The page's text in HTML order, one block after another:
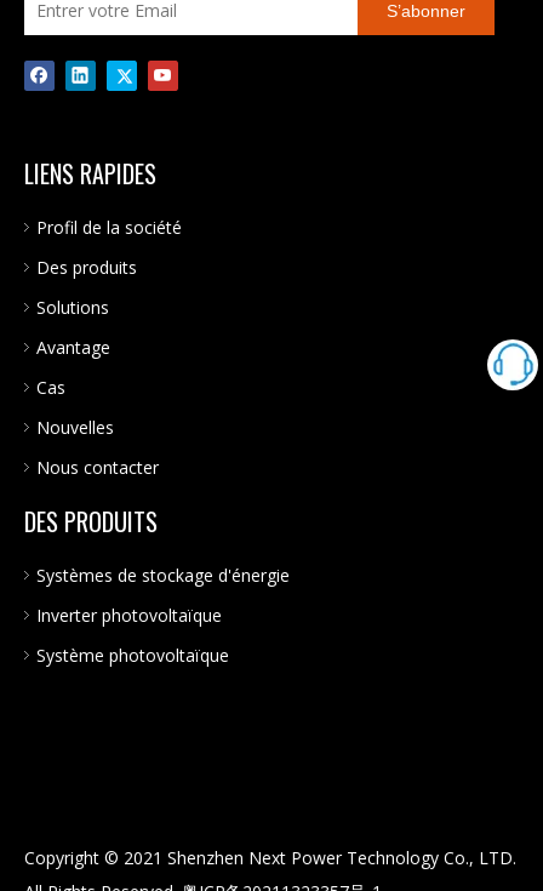
S’abonner
LIENS RAPIDES
Profil de la société
Des produits
Solutions
Avantage
Cas
Nouvelles
Nous contacter
DES PRODUITS
Systèmes de stockage d'énergie
Inverter photovoltaïque
Système photovoltaïque
Copyright © 2021 Shenzhen Next Power Technology Co., LTD.